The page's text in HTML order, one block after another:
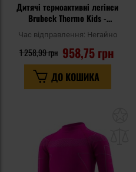
Дитячі термоактивні легінси
Brubeck Thermo Kids -
Графітові/Сині
Час відправлення: Негайно
958,75 грн
1 258,99 грн
ДО КОШИКА